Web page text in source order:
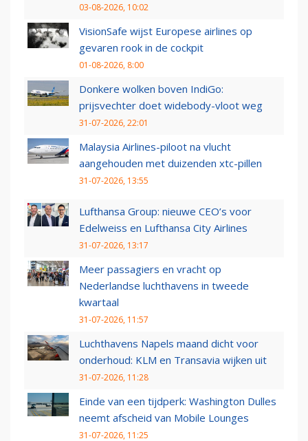
03-08-2026, 10:02
VisionSafe wijst Europese airlines op
gevaren rook in de cockpit
01-08-2026, 8:00
Donkere wolken boven IndiGo:
prijsvechter doet widebody-vloot weg
31-07-2026, 22:01
Malaysia Airlines-piloot na vlucht
aangehouden met duizenden xtc-pillen
31-07-2026, 13:55
Lufthansa Group: nieuwe CEO’s voor
Edelweiss en Lufthansa City Airlines
31-07-2026, 13:17
Meer passagiers en vracht op
Nederlandse luchthavens in tweede
kwartaal
31-07-2026, 11:57
Luchthavens Napels maand dicht voor
onderhoud: KLM en Transavia wijken uit
31-07-2026, 11:28
Einde van een tijdperk: Washington Dulles
neemt afscheid van Mobile Lounges
31-07-2026, 11:25